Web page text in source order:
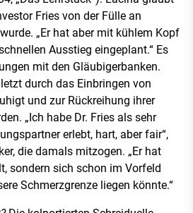
Fries von der Fülle an
„Er hat aber mit kühlem Kopf
Ausstieg eingeplant.“ Es
mit den Gläubigerbanken.
durch das Einbringen von
und zur Rückreihung ihrer
„Ich habe Dr. Fries als sehr
erlebt, hart, aber fair“,
die damals mitzogen. „Er hat
sondern sich schon im Vorfeld
Schmerzgrenze liegen könnte.“